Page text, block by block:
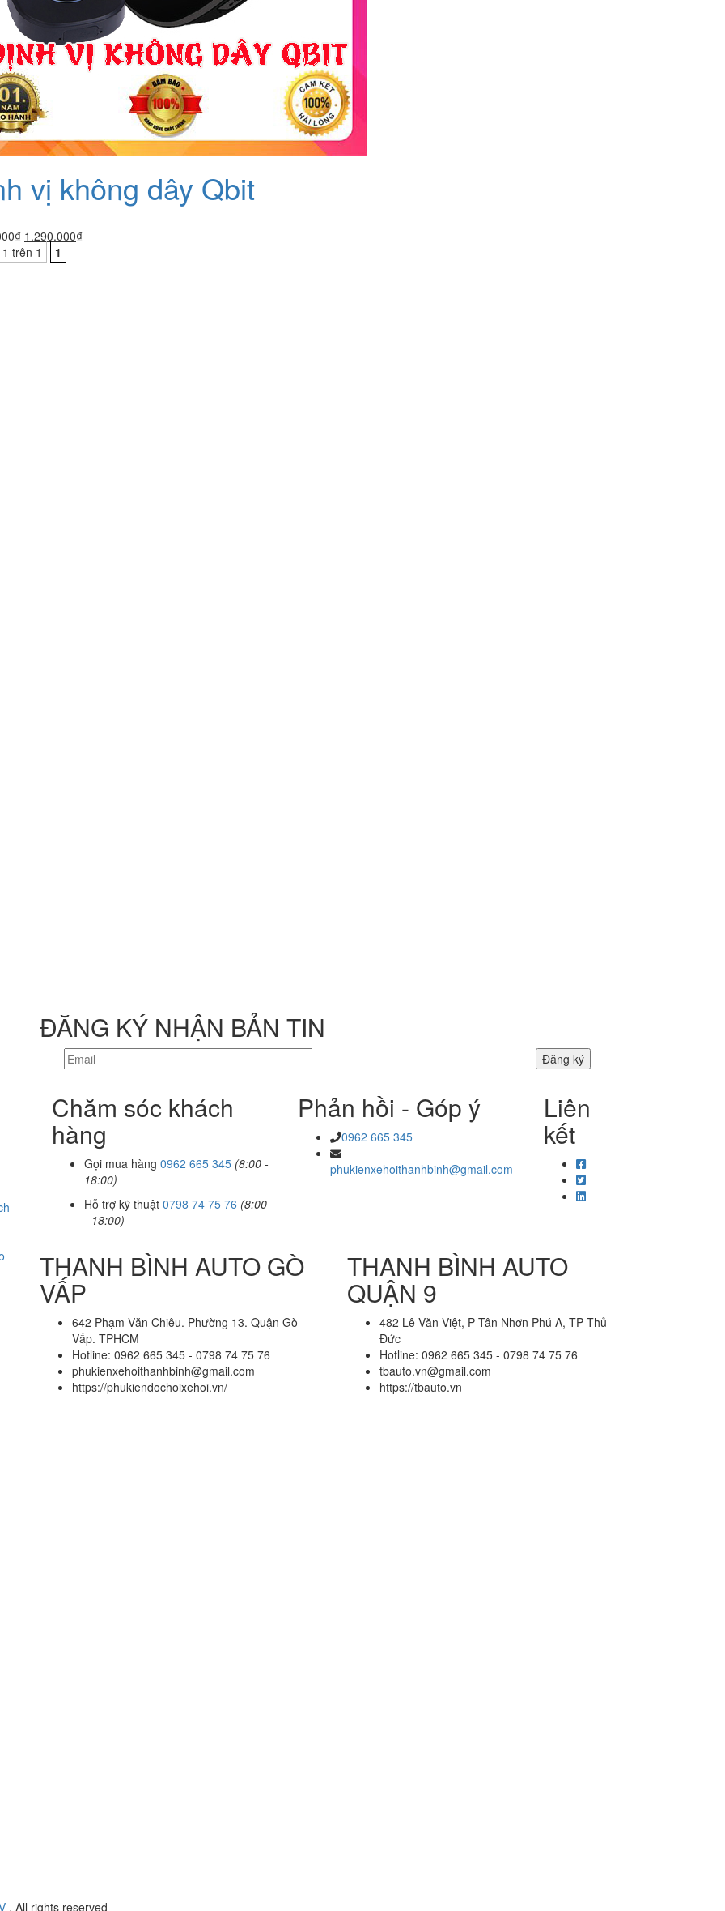
vị không dây Qbit
₫ Giá
gốc
là:
1.290.000₫Giá
trên 1 1
ĐĂNG KÝ NHẬN BẢN TIN
Chăm sóc khách
hàng
Gọi mua hàng 0962 665 345 (8:00 -
18:00)
Hỗ trợ kỹ thuật 0798 74 75 76 (8:00
- 18:00)
Phản hồi - Góp ý
0962 665 345
phukienxehoithanhbinh@gmail.com
Liên
kết
THANH BÌNH AUTO GÒ
VẤP
642 Phạm Văn Chiêu. Phường 13. Quận Gò
Vấp. TPHCM
Hotline: 0962 665 345 - 0798 74 75 76
phukienxehoithanhbinh@gmail.com
https://phukiendochoixehoi.vn/
THANH BÌNH AUTO
QUẬN 9
482 Lê Văn Việt, P Tân Nhơn Phú A, TP Thủ
Đức
Hotline: 0962 665 345 - 0798 74 75 76
tbauto.vn@gmail.com
https://tbauto.vn
. All rights reserved